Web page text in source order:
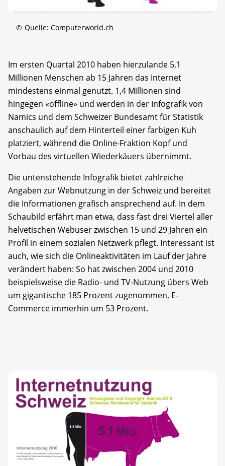
© Quelle: Computerworld.ch
Im ersten Quartal 2010 haben hierzulande 5,1
Millionen Menschen ab 15 Jahren das Internet
mindestens einmal genutzt. 1,4 Millionen sind
hingegen «offline» und werden in der Infografik von
Namics und dem Schweizer Bundesamt für Statistik
anschaulich auf dem Hinterteil einer farbigen Kuh
platziert, während die Online-Fraktion Kopf und
Vorbau des virtuellen Wiederkäuers übernimmt.
Die untenstehende Infografik bietet zahlreiche
Angaben zur Webnutzung in der Schweiz und bereitet
die Informationen grafisch ansprechend auf. In dem
Schaubild erfährt man etwa, dass fast drei Viertel aller
helvetischen Webuser zwischen 15 und 29 Jahren ein
Profil in einem sozialen Netzwerk pflegt. Interessant ist
auch, wie sich die Onlineaktivitäten im Lauf der Jahre
verändert haben: So hat zwischen 2004 und 2010
beispielsweise die Radio- und TV-Nutzung übers Web
um gigantische 185 Prozent zugenommen, E-
Commerce immerhin um 53 Prozent.